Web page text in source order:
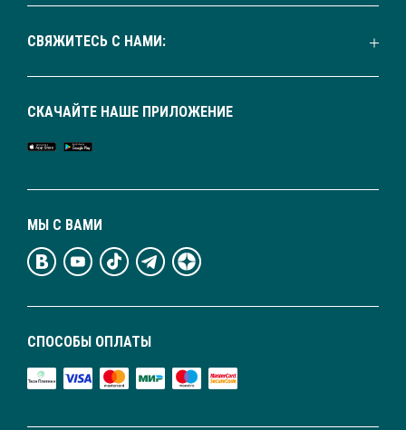
СВЯЖИТЕСЬ С НАМИ:
СПОСОБЫ ОПЛАТЫ
МЫ С ВАМИ
СКАЧАЙТЕ НАШЕ ПРИЛОЖЕНИЕ